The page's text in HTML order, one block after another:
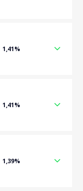
1,41%
1,41%
1,39%